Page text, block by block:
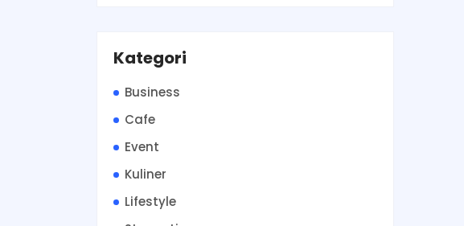
Kategori
Business
Cafe
Event
Kuliner
Lifestyle